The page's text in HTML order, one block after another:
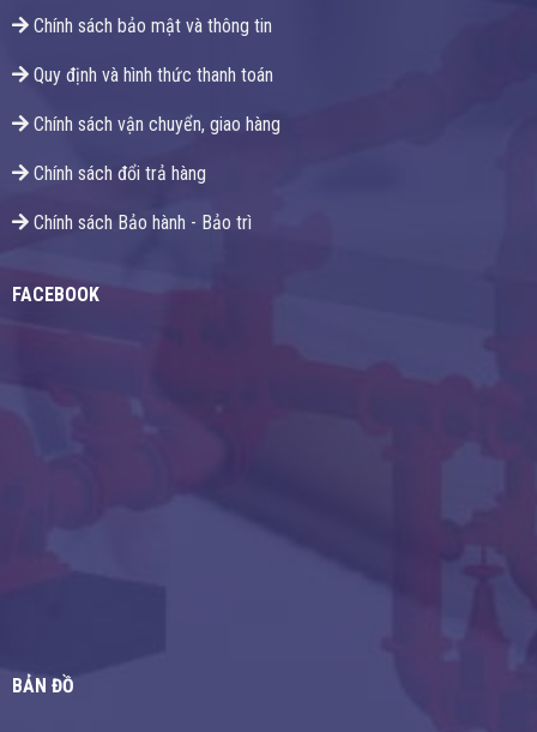
Chính sách bảo mật và thông tin
Quy định và hình thức thanh toán
Chính sách vận chuyển, giao hàng
Chính sách đổi trả hàng
Chính sách Bảo hành - Bảo trì
FACEBOOK
BẢN ĐỒ